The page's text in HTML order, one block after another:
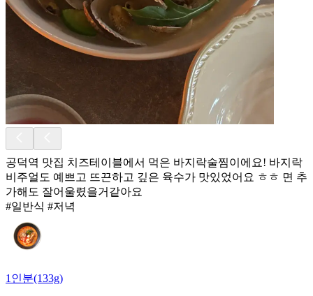
공덕역 맛집 치즈테이블에서 먹은 바지락술찜이에요! 바지락
비주얼도 예쁘고 뜨끈하고 깊은 육수가 맛있었어요 ㅎㅎ 면 추
가해도 잘어울렸을거같아요
#일반식 #저녁
1인분(133g)